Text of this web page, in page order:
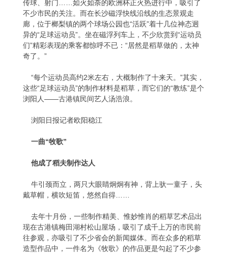
传球、射门……如火如荼的欧洲杯正火热进行中，吸引了
不少市民的关注。而在长沙磁浮快线沿线的生态景观走
廊，位于榔梨镇的两个球场公园也“活跃”着十几位神态迥
异的“足球运动员”。坐在磁浮列车上，不少欣赏到“运动员
们”精彩表现的乘客都惊呼不已：“居然是稻草做的，太神
奇了。”
“每个运动员高约2米左右，大概制作了十来天。”其实，
这些“足球运动员”的制作材料是稻草，而它们的“教练”是个
浏阳人——古港镇民间艺人汤浩浪。
浏阳日报记者欧阳稳江
一曲“牧歌”
他成了稻夫制作达人
牛引颈而立，两只大眼睛炯炯有神，背上驮一童子，头
戴草帽，横吹短笛，悠然自得……
去年十月份，一些制作精美、惟妙惟肖的稻草艺术品出
现在古港镇梅田湖村松山屋场，吸引了成千上万的市民前
往参观，亦吸引了不少省会的新闻媒体。而在众多的稻草
造型作品中，一件名为《牧歌》的作品更是勾起了不少参